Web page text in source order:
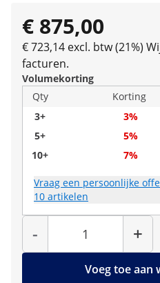
€ 875,00
€ 723,14 excl. btw (21%)
facturen.
Volumekorting
Qty
Korting
3+
3%
5+
5%
10+
7%
Vraag een persoonlijke
10 artikelen
-
Hoeveelheid
+
Voeg toe aan